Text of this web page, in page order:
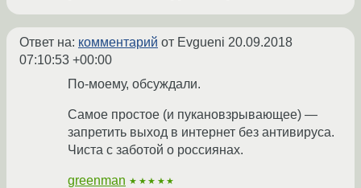
Ответ на: комментарий от Evgueni 20.09.2018
07:10:53 +00:00
По-моему, обсуждали.
Самое простое (и пукановзрывающее) —
запретить выход в интернет без антивируса.
Чиста с заботой о россиянах.
greenman ★★★★★